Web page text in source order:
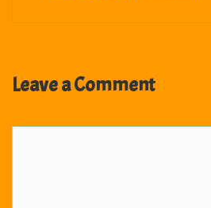
Leave a Comment